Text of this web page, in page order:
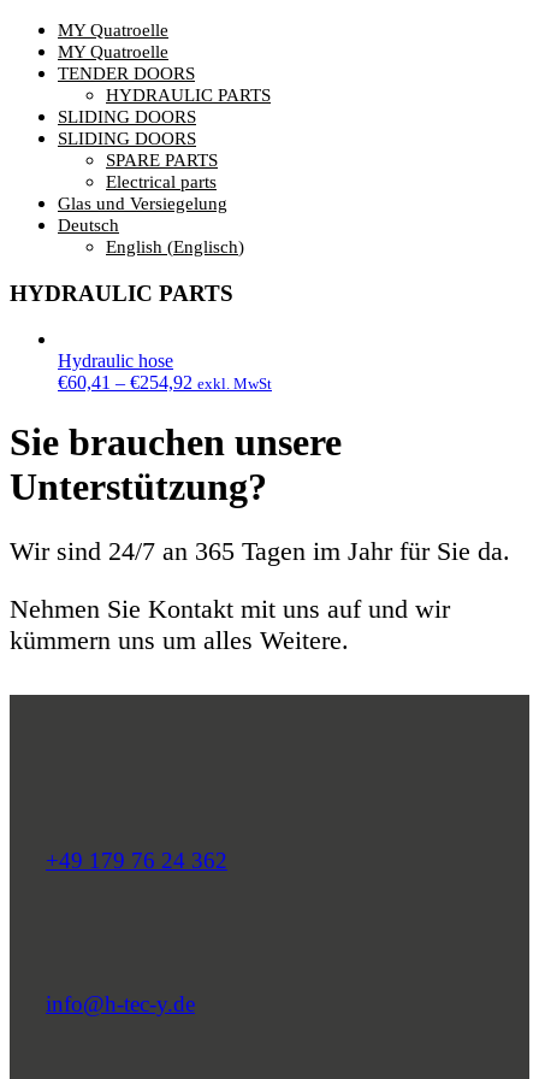
MY Quatroelle
MY Quatroelle
TENDER DOORS
HYDRAULIC PARTS
SLIDING DOORS
SLIDING DOORS
SPARE PARTS
Electrical parts
Glas und Versiegelung
Deutsch
English (Englisch)
HYDRAULIC PARTS
Hydraulic hose
€60,41 – €254,92 exkl. MwSt
Sie brauchen unsere
Unterstützung?
Wir sind 24/7 an 365 Tagen im Jahr für Sie da.
Nehmen Sie Kontakt mit uns auf und wir
kümmern uns um alles Weitere.
+49 179 76 24 362
info@h-tec-y.de